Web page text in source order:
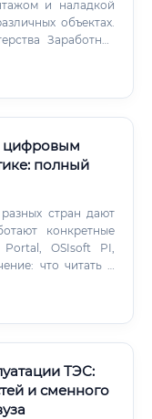
и наладкой
объектах.
Заработная
квалификации
цифровым
полный
стран дают
конкретные
OSIsoft PI,
что читать и
ТЭС:
и сменного